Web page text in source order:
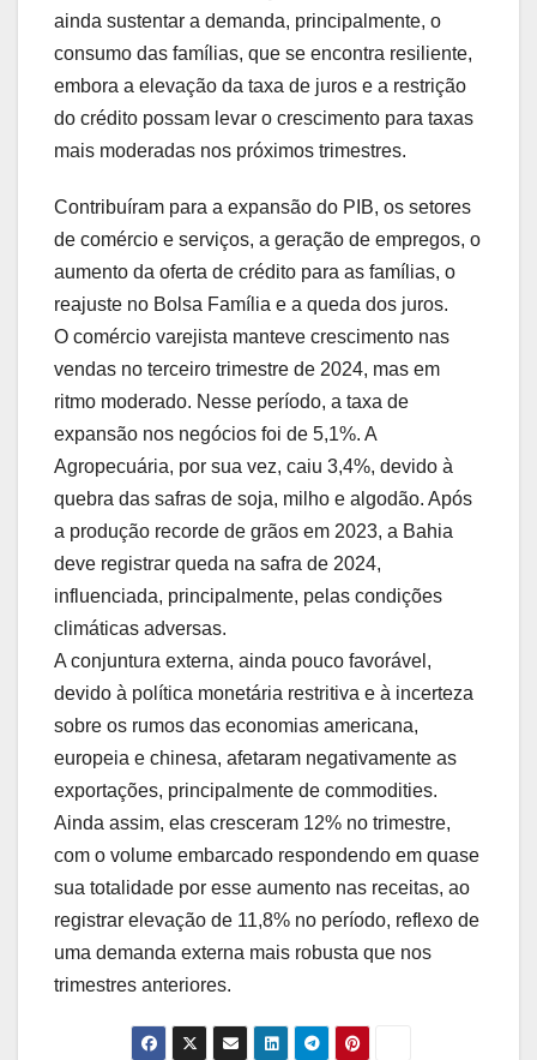
ainda sustentar a demanda, principalmente, o
consumo das famílias, que se encontra resiliente,
embora a elevação da taxa de juros e a restrição
do crédito possam levar o crescimento para taxas
mais moderadas nos próximos trimestres.
Contribuíram para a expansão do PIB, os setores
de comércio e serviços, a geração de empregos, o
aumento da oferta de crédito para as famílias, o
reajuste no Bolsa Família e a queda dos juros.
O comércio varejista manteve crescimento nas
vendas no terceiro trimestre de 2024, mas em
ritmo moderado. Nesse período, a taxa de
expansão nos negócios foi de 5,1%. A
Agropecuária, por sua vez, caiu 3,4%, devido à
quebra das safras de soja, milho e algodão. Após
a produção recorde de grãos em 2023, a Bahia
deve registrar queda na safra de 2024,
influenciada, principalmente, pelas condições
climáticas adversas.
A conjuntura externa, ainda pouco favorável,
devido à política monetária restritiva e à incerteza
sobre os rumos das economias americana,
europeia e chinesa, afetaram negativamente as
exportações, principalmente de commodities.
Ainda assim, elas cresceram 12% no trimestre,
com o volume embarcado respondendo em quase
sua totalidade por esse aumento nas receitas, ao
registrar elevação de 11,8% no período, reflexo de
uma demanda externa mais robusta que nos
trimestres anteriores.